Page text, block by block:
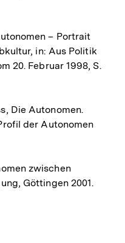
– Portrait
in: Aus Politik
20. Februar 1998, S.
Die Autonomen.
der Autonomen
zwischen
Göttingen 2001.